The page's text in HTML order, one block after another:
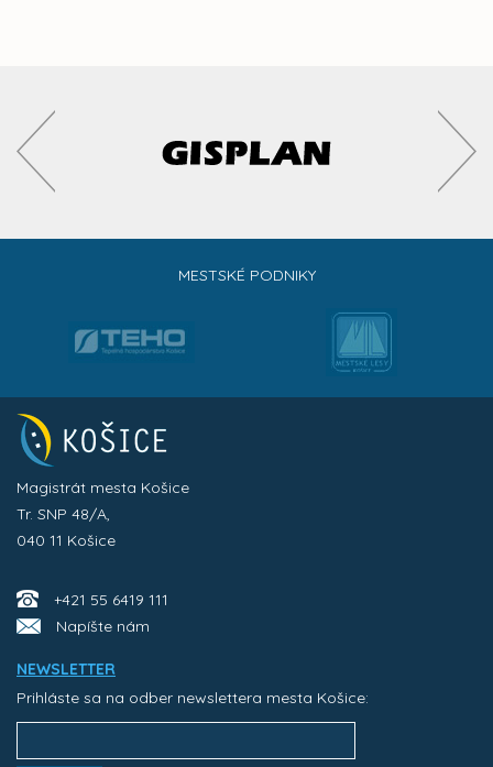
MESTSKÉ PODNIKY
Magistrát mesta Košice
Tr. SNP 48/A,
040 11 Košice
+421 55 6419 111
Napíšte nám
NEWSLETTER
Prihláste sa na odber newslettera mesta Košice: